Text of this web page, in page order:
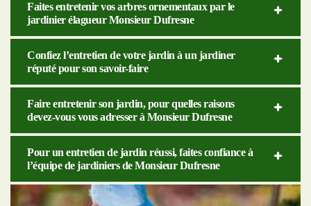
Faites entretenir vos arbres ornementaux par le
jardinier élagueur Monsieur Dufresne
Confiez l’entretien de votre jardin à un jardiner
réputé pour son savoir-faire
Faire entretenir son jardin, pour quelles raisons
devez-vous vous adresser à Monsieur Dufresne
Pour un entretien de jardin réussi, faites confiance à
l’équipe de jardiniers de Monsieur Dufresne